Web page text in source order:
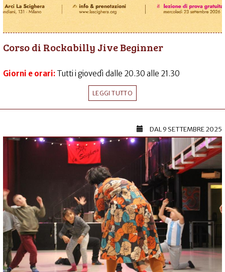
Corso di Rockabilly Jive Beginner
Giorni e orari: Tutti i giovedì dalle 20.30 alle 21.30
LEGGI TUTTO
DAL9 SETTEMBRE 2025